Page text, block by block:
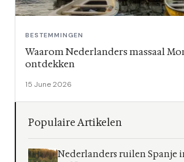
BESTEMMINGEN
Waarom Nederlanders massaal
ontdekken
15 June 2026
Populaire Artikelen
Nederlanders ruilen Spanje